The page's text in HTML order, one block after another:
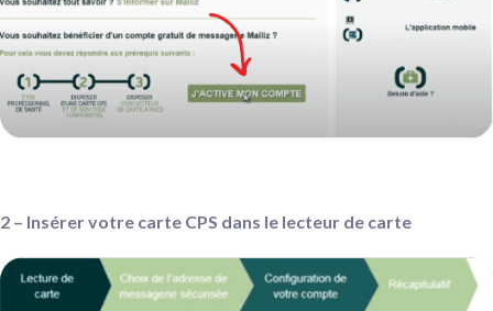
2 – Insérer votre carte CPS dans le lecteur de carte